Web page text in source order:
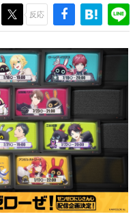
作家さんに取材し、ゲームが
業史
ける主要なトピック・タイト
のインタビューや識者による
一望できる決定版！
クリエイターの青春〜
で知られるマンガ家・田中圭
ートマンガです。
？
ゲームの魅力を画面や操作の
いく、硬派で骨太な評論連載
反応